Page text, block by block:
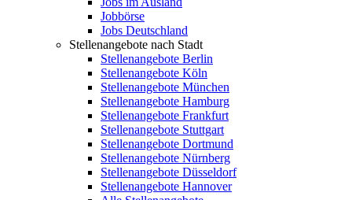
Jobbörse
Jobs Deutschland
Stellenangebote nach Stadt
Stellenangebote Berlin
Stellenangebote Köln
Stellenangebote München
Stellenangebote Hamburg
Stellenangebote Frankfurt
Stellenangebote Stuttgart
Stellenangebote Dortmund
Stellenangebote Nürnberg
Stellenangebote Düsseldorf
Stellenangebote Hannover